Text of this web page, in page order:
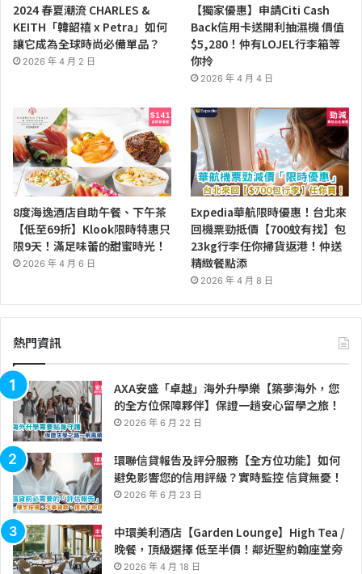
2024 春夏潮流 CHARLES &
KEITH「韓韶禧 x Petra」如何
讓它成為全球時尚必備單品？
2026 年 4 月 2 日
【獨家優惠】申請Citi Cash
Back信用卡送開利抽濕機 價值
$5,280！仲有LOJEL行李箱等
你拎
2026 年 4 月 4 日
8度海逸酒店自助午餐、下午茶
【低至69折】Klook限時特惠只
限9天！滿足味蕾的甜蜜時光！
2026 年 4 月 6 日
Expedia華航限時優惠！台北來
回機票勁抵價【700蚊有找】包
23kg行李任你掃貨返港！仲送
精緻餐點添
2026 年 4 月 8 日
熱門資訊
AXA安盛「卓越」海外升學樂【築夢海外，您
的全方位保障夥伴】保證一趟安心留學之旅！
2026 年 6 月 22 日
環聯信貸報告及評分服務【全方位功能】如何
避免影響您的信用評級？實時監控 信貸無憂！
2026 年 6 月 23 日
中環美利酒店【Garden Lounge】High Tea /
晚餐，頂級選擇 低至半價！鄰近聖約翰座堂旁
2026 年 4 月 18 日